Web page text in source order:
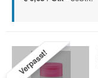
Verpasst!